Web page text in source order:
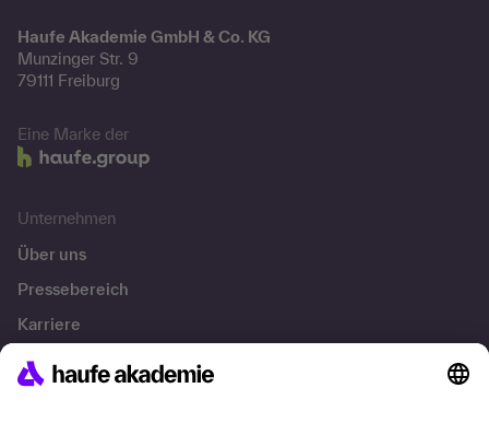
Haufe Akademie GmbH & Co. KG
Munzinger Str. 9
79111 Freiburg
Eine Marke der
Unternehmen
Über uns
Pressebereich
Karriere
Referenzen